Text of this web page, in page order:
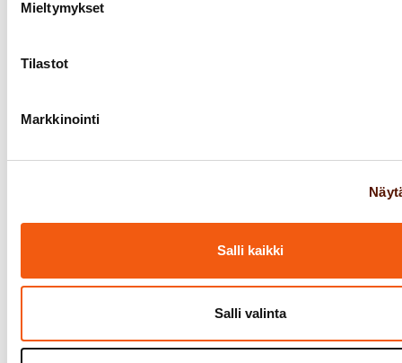
Mieltymykset
Tilastot
Markkinointi
Salli kaikki
Salli valinta